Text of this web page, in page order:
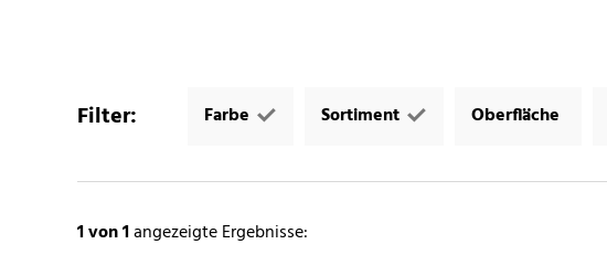
Filter: Farbe Sortiment Oberfläche
1von 1angezeigte Ergebnisse: